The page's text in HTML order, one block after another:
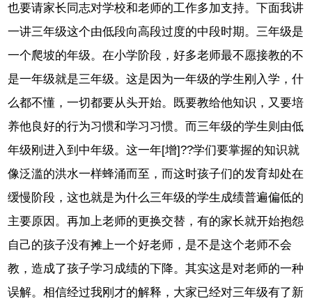
也要请家长同志对学校和老师的工作多加支持。下面我讲
一讲三年级这个由低段向高段过度的中段时期。三年级是
一个爬坡的年级。在小学阶段，好多老师最不愿接教的不
是一年级就是三年级。这是因为一年级的学生刚入学，什
么都不懂，一切都要从头开始。既要教给他知识，又要培
养他良好的行为习惯和学习习惯。而三年级的学生则由低
年级刚进入到中年级。这一年[增]??学们要掌握的知识就
像泛滥的洪水一样蜂涌而至，而这时孩子们的发育却处在
缓慢阶段，这也就是为什么三年级的学生成绩普遍偏低的
主要原因。再加上老师的更换交替，有的家长就开始抱怨
自己的孩子没有摊上一个好老师，是不是这个老师不会
教，造成了孩子学习成绩的下降。其实这是对老师的一种
误解。相信经过我刚才的解释，大家已经对三年级有了新